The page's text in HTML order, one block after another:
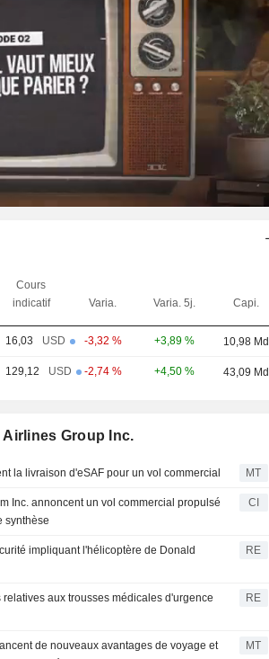
Cours
indicatif
Varia. Varia. 5j. Capi.
16,03 USD -3,32 % +3,89 % 10,98 Md
129,12 USD -2,74 % +4,50 % 43,09 Md
Group Inc.
la livraison d'eSAF pour un vol commercial MT
Inc. annoncent un vol commercial propulsé
synthèse
CI
impliquant l'hélicoptère de Donald
RE
aux trousses médicales d'urgence
RE
de nouveaux avantages de voyage et
MT